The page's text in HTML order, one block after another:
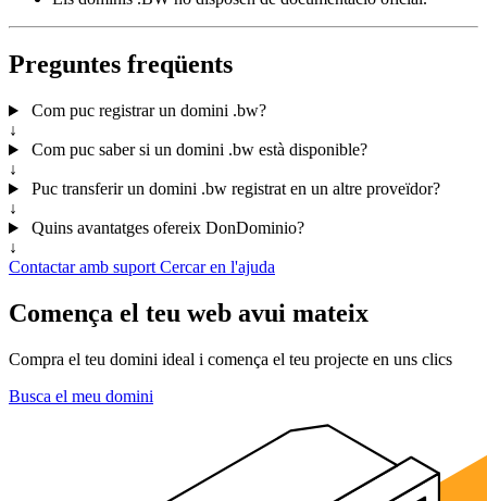
Preguntes freqüents
Com puc registrar un domini .bw?
↓
Com puc saber si un domini .bw està disponible?
↓
Puc transferir un domini .bw registrat en un altre proveïdor?
↓
Quins avantatges ofereix DonDominio?
↓
Contactar amb suport Cercar en l'ajuda
Comença el teu web avui mateix
Compra el teu domini ideal i comença el teu projecte en uns clics
Busca el meu domini